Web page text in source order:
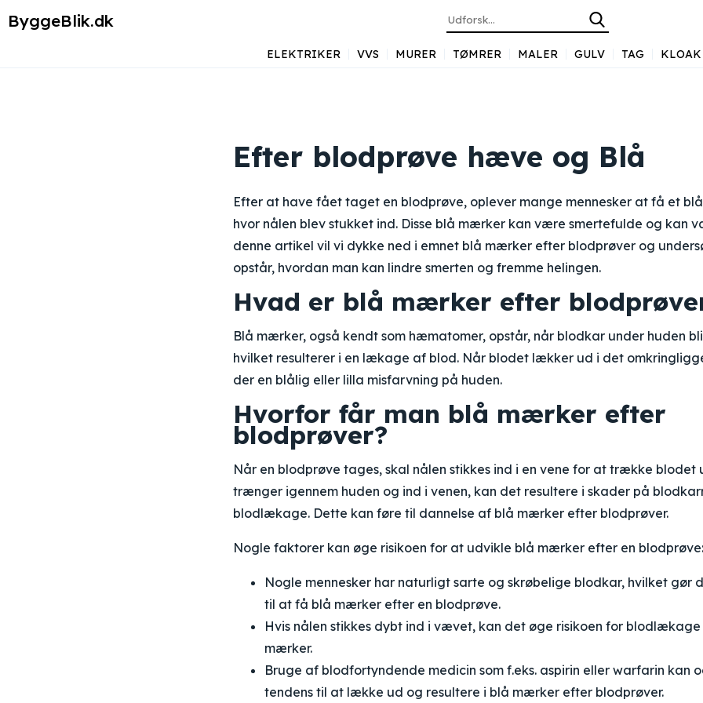
ByggeBlik.dk
ELEKTRIKER VVS MURER TØMRER MALER GULV TAG KLOAK
Efter blodprøve hæve og Blå
Efter at have fået taget en blodprøve, oplever mange mennesker at få et
hvor nålen blev stukket ind. Disse blå mærker kan være smertefulde og kan
denne artikel vil vi dykke ned i emnet blå mærker efter blodprøver og
opstår, hvordan man kan lindre smerten og fremme helingen.
Hvad er blå mærker efter
Blå mærker, også kendt som hæmatomer, opstår, når blodkar under huden
hvilket resulterer i en lækage af blod. Når blodet lækker ud i det
der en blålig eller lilla misfarvning på huden.
Hvorfor får man blå mærker efter
blodprøver?
Når en blodprøve tages, skal nålen stikkes ind i en vene for at trække blodet
trænger igennem huden og ind i venen, kan det resultere i skader på
blodlækage. Dette kan føre til dannelse af blå mærker efter blodprøver.
Nogle faktorer kan øge risikoen for at udvikle blå mærker efter en blodprøve:
Nogle mennesker har naturligt sarte og skrøbelige blodkar, hvilket gør
til at få blå mærker efter en blodprøve.
Hvis nålen stikkes dybt ind i vævet, kan det øge risikoen for
mærker.
Bruge af blodfortyndende medicin som f.eks. aspirin eller warfarin kan
tendens til at lække ud og resultere i blå mærker efter blodprøver.